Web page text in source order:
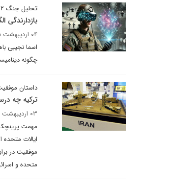
تحلیل جنگ ۱۲ روزه و دگرگونی منطق منازعه در عصر هوش مصنوعی
بازدارندگی
۰۴ اردیبهشت ۱۴۰۵
اسما نجیبی
چگونه
داستان
ترکیه چه
۰۳ اردیبهشت ۱۴۰۵
مهمت
موفقیت در
متحده و